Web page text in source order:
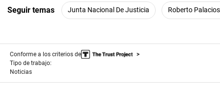
Seguir temas Junta Nacional De Justicia Roberto
Conforme a los criterios de
Tipo de trabajo:
Noticias